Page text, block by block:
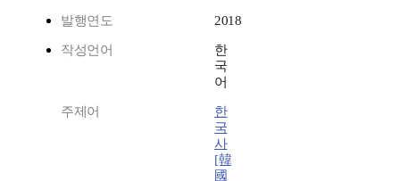
발행연도 2018
작성언어
한
국
어
주제어
한
국
사
[韓
國